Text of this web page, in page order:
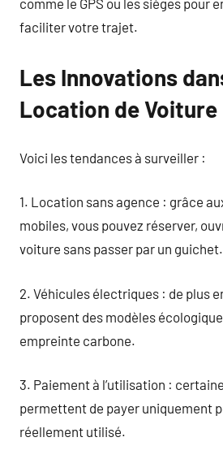
comme le GPS ou les sièges pour
faciliter votre trajet.
Les Innovations
Location de Voiture
Voici les tendances à surveiller :
1. Location sans agence : grâce
mobiles, vous pouvez réserver,
voiture sans passer par un guichet.
2. Véhicules électriques : de plus
proposent des modèles
empreinte carbone.
3. Paiement à l’utilisation :
permettent de payer uniquement
réellement utilisé.